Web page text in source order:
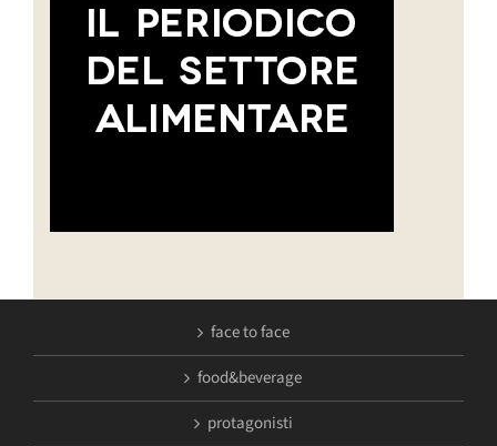
face to face
food&beverage
protagonisti